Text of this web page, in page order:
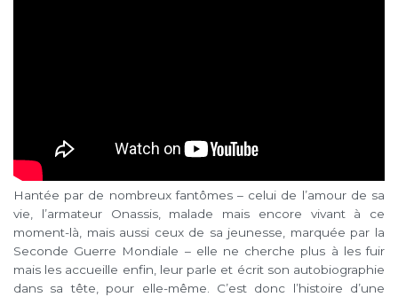
Hantée par de nombreux fantômes – celui de l’amour de sa
vie, l’armateur Onassis, malade mais encore vivant à ce
moment-là, mais aussi ceux de sa jeunesse, marquée par la
Seconde Guerre Mondiale – elle ne cherche plus à les fuir
mais les accueille enfin, leur parle et écrit son autobiographie
dans sa tête, pour elle-même. C’est donc l’histoire d’une